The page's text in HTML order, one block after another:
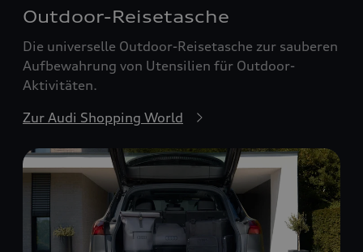
Outdoor-Reisetasche
Die universelle Outdoor-Reisetasche zur sauberen
Aufbewahrung von Utensilien für Outdoor-
Aktivitäten.
Zur Audi Shopping World